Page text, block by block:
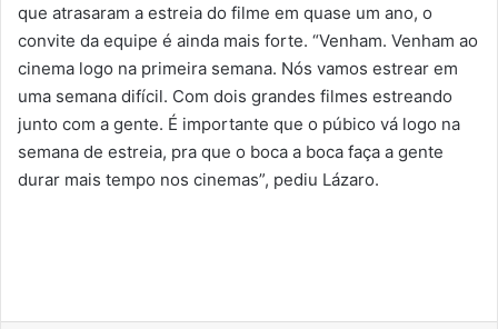
que atrasaram a estreia do filme em quase um ano, o
convite da equipe é ainda mais forte. “Venham. Venham ao
cinema logo na primeira semana. Nós vamos estrear em
uma semana difícil. Com dois grandes filmes estreando
junto com a gente. É importante que o púbico vá logo na
semana de estreia, pra que o boca a boca faça a gente
durar mais tempo nos cinemas”, pediu Lázaro.